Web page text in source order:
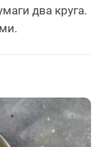
два круга.